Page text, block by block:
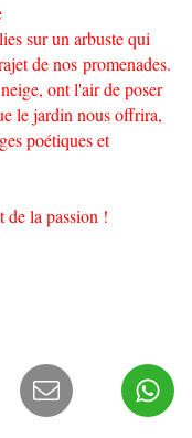
sur un arbuste qui
de nos promenades.
ont l'air de poser
le jardin nous offrira,
poétiques et
de la passion !